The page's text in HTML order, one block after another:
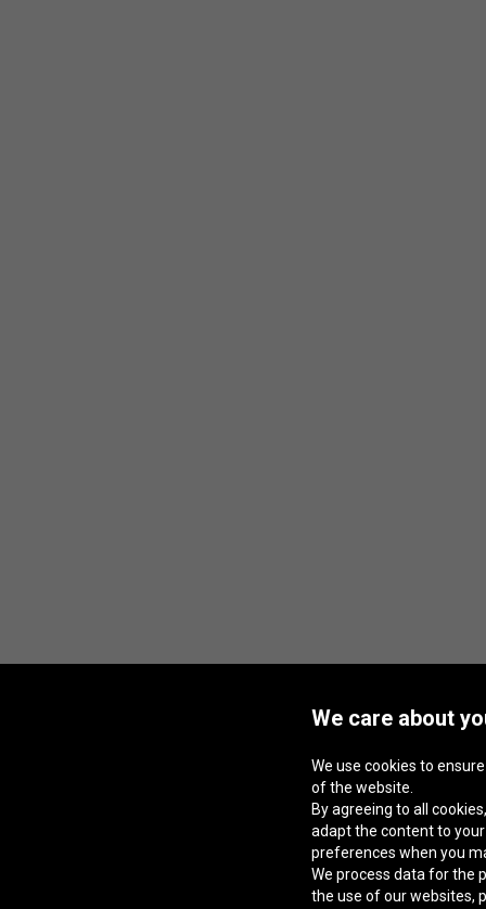
We care about
We use cookies to
of the website.
By agreeing to all
adapt the content to
preferences when you
We process data for the
the use of our websites,